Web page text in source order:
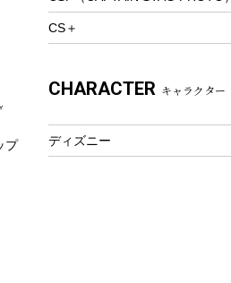
プ
ウェルネス
フィットネス
アクセサリー
CS＋
CHARACTER キャラクター
ディズニー